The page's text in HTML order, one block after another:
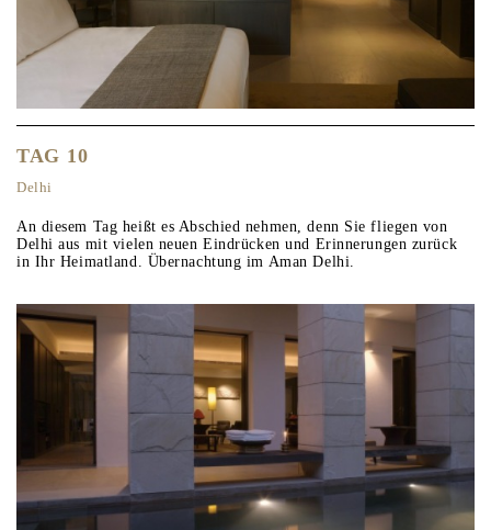
TAG 10
Delhi
An diesem Tag heißt es Abschied nehmen, denn Sie fliegen von
Delhi aus mit vielen neuen Eindrücken und Erinnerungen zurück
in Ihr Heimatland. Übernachtung im Aman Delhi.